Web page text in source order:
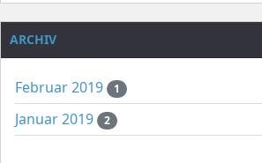
ARCHIV
Februar 2019 1
Januar 2019 2